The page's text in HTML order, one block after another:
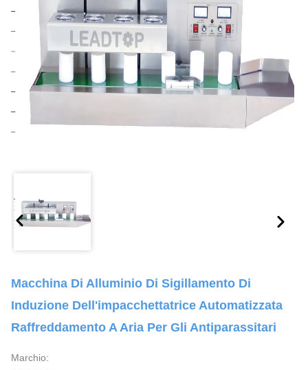
Macchina Di Alluminio Di Sigillamento Di
Induzione Dell'impacchettatrice Automatizzata
Raffreddamento A Aria Per Gli Antiparassitari
Marchio: